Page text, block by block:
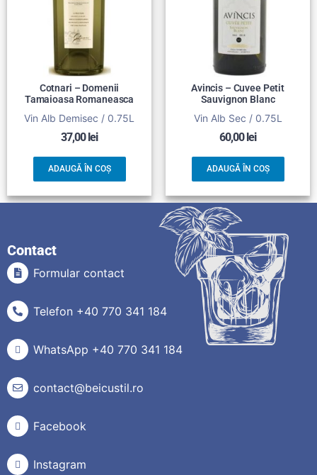
Cotnari – Domenii
Tamaioasa Romaneasca
Vin Alb Demisec / 0.75L
37,00 lei
ADAUGĂ ÎN COȘ
Avincis – Cuvee Petit
Sauvignon Blanc
Vin Alb Sec / 0.75L
60,00 lei
ADAUGĂ ÎN COȘ
Contact
Formular contact
Telefon +40 770 341 184
WhatsApp +40 770 341 184
contact@beicustil.ro
Facebook
Instagram